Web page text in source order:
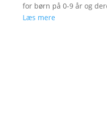
for børn på 0-9 år og
Læs mere